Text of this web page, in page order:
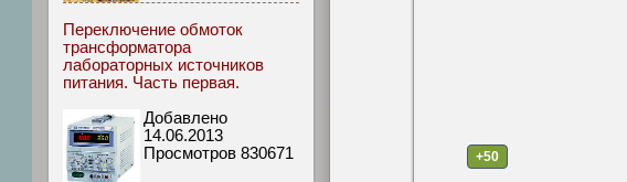
+50
Переключение обмоток
трансформатора
лабораторных источников
питания. Часть первая.
Добавлено
14.06.2013
Просмотров 830671